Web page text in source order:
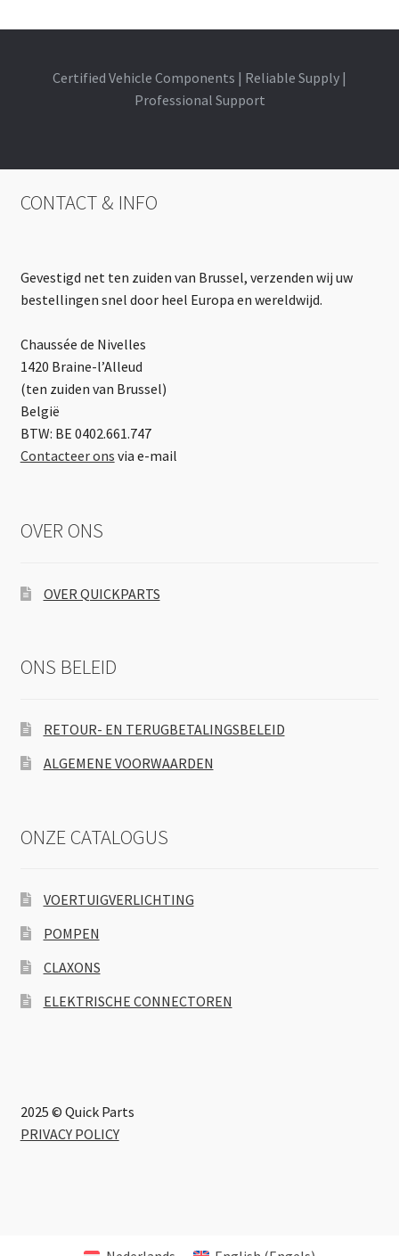
Certified Vehicle Components | Reliable Supply |
Professional Support
CONTACT & INFO
Gevestigd net ten zuiden van Brussel, verzenden wij uw
bestellingen snel door heel Europa en wereldwijd.
Chaussée de Nivelles
1420 Braine-l’Alleud
(ten zuiden van Brussel)
België
BTW: BE 0402.661.747
Contacteer ons via e-mail
OVER ONS
OVER QUICKPARTS
ONS BELEID
RETOUR- EN TERUGBETALINGSBELEID
ALGEMENE VOORWAARDEN
ONZE CATALOGUS
VOERTUIGVERLICHTING
POMPEN
CLAXONS
ELEKTRISCHE CONNECTOREN
2025 © Quick Parts
PRIVACY POLICY